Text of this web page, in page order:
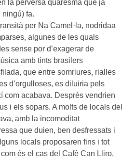
la perversa quaresma que ja
ningú) fa.
per Na Camel·la, nodridaa
algunes de les quals
sense por d’exagerar de
amb tints brasilers
que entre somriures, rialles
d’orgulloses, es diluiria pels
com acabava. Després vendrien
i els sopars. A molts de locals del
amb la incomoditat
que duien, ben desfressats i
locals proposaren fins i tot
és el cas del Cafè Can Lliro,